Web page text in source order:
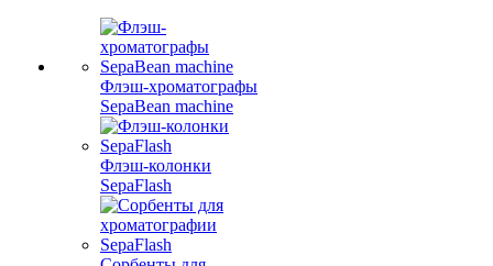
Флэш-хроматографы
SepaBean machine
Флэш-колонки
SepaFlash